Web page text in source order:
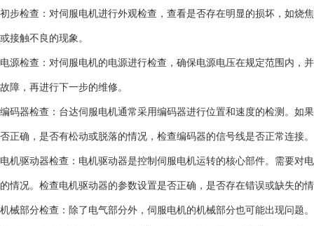
初步检查：对伺服电机进行外观检查，查看是否存在明显的损坏，如烧
或接触不良的现象。
电源检查：对伺服电机的电源进行检查，确保电源电压在规定范围内，
故障，再进行下一步的维修。
编码器检查：台达伺服电机通常采用编码器进行位置和速度的检测。如
否正确，是否有松动或脱落的情况，检查编码器的信号线是否正常连接
电机驱动器检查：电机驱动器是控制伺服电机运转的核心部件。需要对
的情况。检查电机驱动器的参数设置是否正确，是否存在错误或缺失的
机械部分检查：除了电气部分外，伺服电机的机械部分也可能出现问题